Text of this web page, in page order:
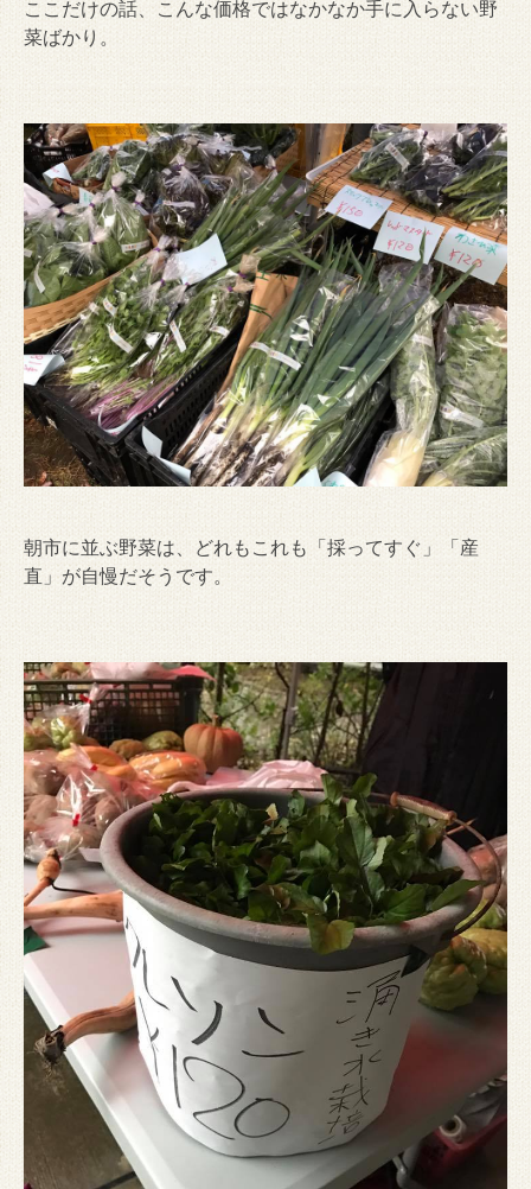
ここだけの話、こんな価格ではなかなか手に入らない野
菜ばかり。
朝市に並ぶ野菜は、どれもこれも「採ってすぐ」「産
直」が自慢だそうです。